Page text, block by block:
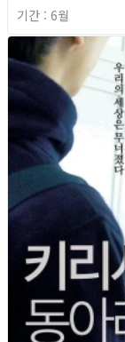
기간 : 6월